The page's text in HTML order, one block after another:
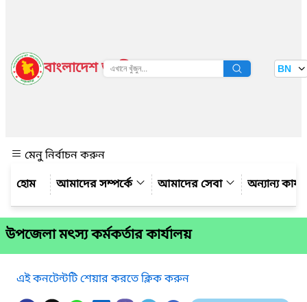
বাংলাদেশ জাতীয় তথ্য বাতায়ন BN
মেনু নির্বাচন করুন
আমাদের সম্পর্কে
আমাদের সেবা অন্যান্য
উপজেলা মৎস্য কর্মকর্তার কার্যালয়
এই কনটেন্টটি শেয়ার করতে ক্লিক করুন